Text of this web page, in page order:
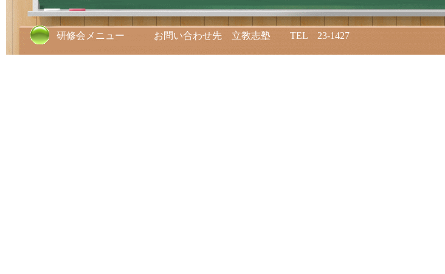
研修会メニュー お問い合わせ先 立教志塾 TEL 23-1427